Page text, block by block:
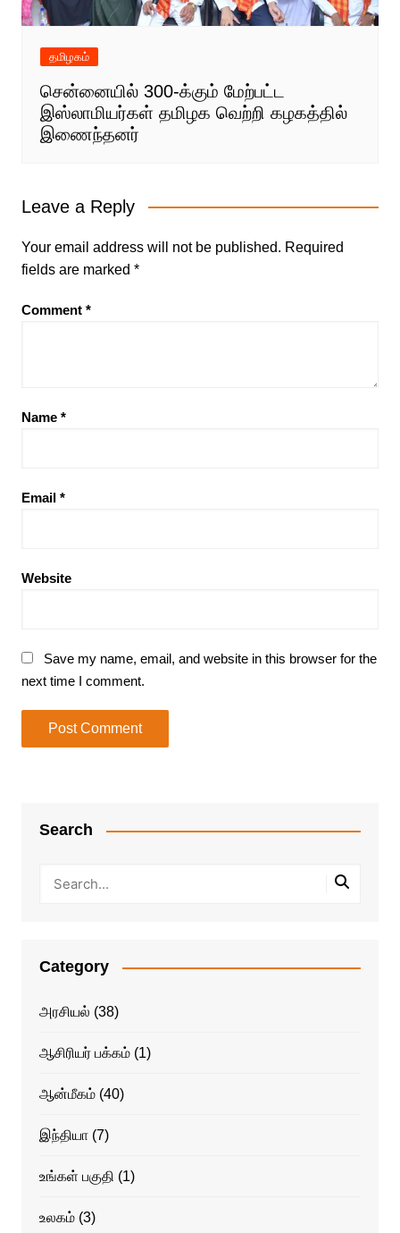
தமிழகம்
சென்னையில் 300-க்கும் மேற்பட்ட
இஸ்லாமியர்கள் தமிழக வெற்றி கழகத்தில்
இணைந்தனர்
Leave a Reply
Your email address will not be published. Required
fields are marked *
Comment *
Name *
Email *
Website
Save my name, email, and website in this browser for the
next time I comment.
Search
Category
அரசியல் (38)
ஆசிரியர் பக்கம்(1)
ஆன்மீகம்(40)
இந்தியா(7)
உங்கள் பகுதி (1)
உலகம்(3)